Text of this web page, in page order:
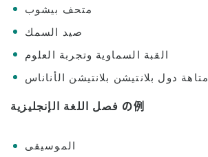
متحف بيشوب
صيد السمك
القبة السماوية وتجربة العلوم
متاهة دول بلانتيشن بلانتيشن الأناناس
فصل اللغة الإنجليزية の例
الموسيقى